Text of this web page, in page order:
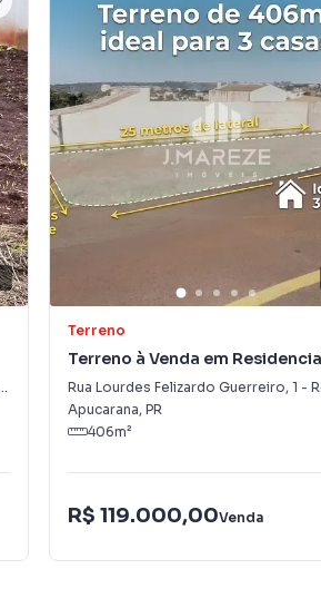
Terreno
Terreno à Venda em
Araucária
Rua Lourdes Felizardo Guerreiro, 1 -
Apucarana, PR
406m²
R$ 119.000,00Venda